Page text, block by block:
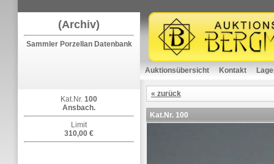
(Archiv)
Sammler Porzellan Datenbank
Kat.Nr. 100
Ansbach.
Limit
310,00 €
Auktionsübersicht Kontakt
« zurück
Kat.Nr. 100